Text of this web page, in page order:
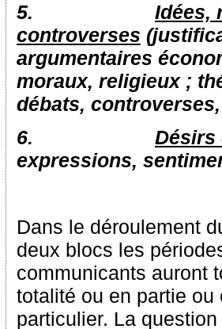
5.
Idées,
controverses
argumentaires
moraux, religieux ;
débats,
6.
Désirs
expressions,
Dans le déroulement
deux blocs les
communicants auront
totalité ou en partie
particulier. La